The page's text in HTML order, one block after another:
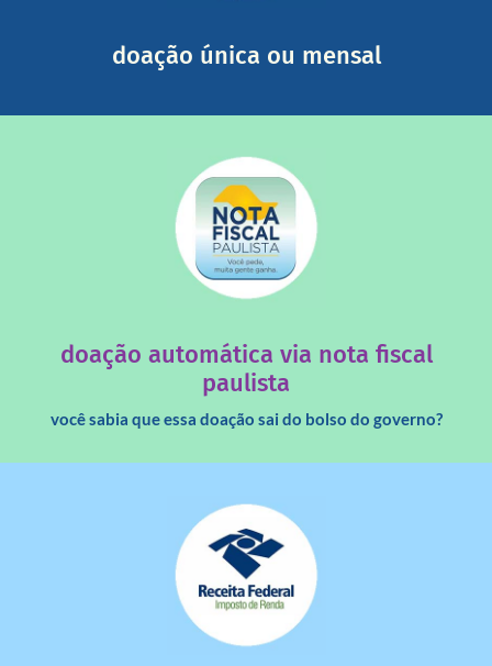
doação única ou mensal
doação automática via nota fiscal
paulista
você sabia que essa doação sai do bolso do governo?
saiba mais
imposto de renda para uma instituição e que esse
dinheiro deixa de ir para o governo?
saiba mais